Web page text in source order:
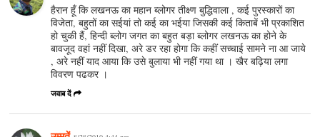
हैरान हूँ कि लखनऊ का महान ब्लोगर तीक्ष्ण बुद्धिवाला , कई पुरस्कारों का
विजेता, बहुतों का सईयां तो कई का भईया जिसकी कई किताबें भी प्रकाशित
हो चुकी हैं, हिन्दी ब्लोग जगत का बहुत बड़ा ब्लोगर लखनऊ का होने के
बावजूद वहां नहीं दिखा, अरे डर रहा होगा कि कहीं सच्चाई सामने ना आ जाये
, अरे नहीं याद आया कि उसे बुलाया भी नहीं गया था । खैर बढ़िया लगा
विवरण पढकर ।
जवाब दें